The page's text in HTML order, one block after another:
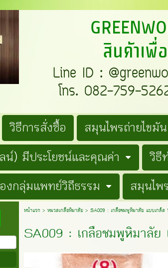
สินค้าเพื่
Line ID :
โทร. 082-759-
วิธีการสั่งซื้อ สมุนไพรถ่ายไขมั
น์) มีประโยชน์และคุณค่า
วิธี
งกลุ่มแพทย์วิถีธรรม
สมุนไพ
หน้าแรก > หมวดเกลือหิมาลัย> SA009 : เกลือชมพูหิมาลัย แบบเกล็ด
SA009 : เกลือชมพูหิมาลัย